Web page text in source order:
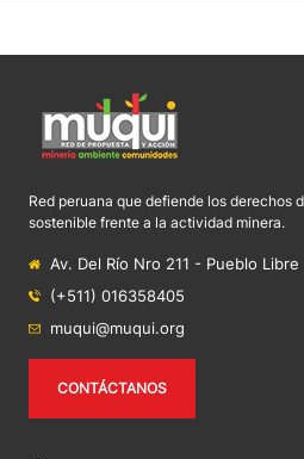
Red peruana que defiende los derechos
sostenible frente a la actividad minera.
Av. Del Río Nro 211 - Pueblo Libre
(+511) 016358405
muqui@muqui.org
CONTÁCTANOS